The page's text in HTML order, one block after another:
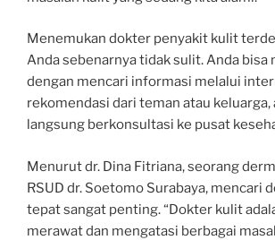
Menemukan dokter penyakit kulit
Anda sebenarnya tidak sulit. Anda bisa
dengan mencari informasi melalui
rekomendasi dari teman atau keluarga,
langsung berkonsultasi ke pusat
Menurut dr. Dina Fitriana, seorang
RSUD dr. Soetomo Surabaya, mencari
tepat sangat penting. “Dokter kulit
merawat dan mengatasi berbagai